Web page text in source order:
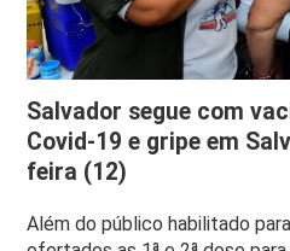
Salvador segue com
Covid-19 e gripe em
feira (12)
Além do público habilitado